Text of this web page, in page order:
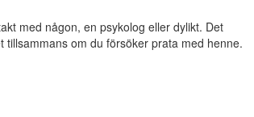
med någon, en psykolog eller dylikt. Det
om du försöker prata med henne.